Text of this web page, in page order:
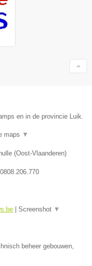
en in de provincie Luik.
maps ▼
(Oost-Vlaanderen)
Screenshot ▼
beheer gebouwen,